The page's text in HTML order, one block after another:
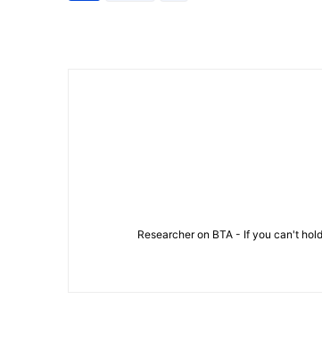
Researcher on BTA - If you can't